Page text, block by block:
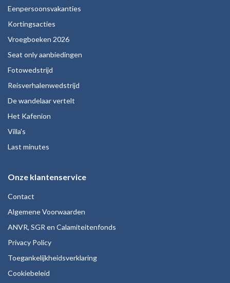
Eenpersoonsvakanties
Kortingsacties
Vroegboeken 2026
Seat only aanbiedingen
Fotowedstrijd
Reisverhalenwedstrijd
De wandelaar vertelt
Het Kafenion
Villa's
Last minutes
Onze klantenservice
Contact
Algemene Voorwaarden
ANVR, SGR en Calamiteitenfonds
Privacy Policy
Toegankelijkheidsverklaring
Cookiebeleid